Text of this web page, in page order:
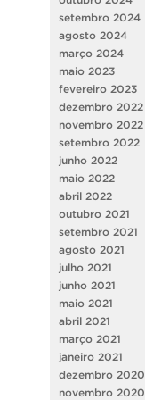
setembro 2024
agosto 2024
março 2024
maio 2023
fevereiro 2023
dezembro 2022
novembro 2022
setembro 2022
junho 2022
maio 2022
abril 2022
outubro 2021
setembro 2021
agosto 2021
julho 2021
junho 2021
maio 2021
abril 2021
março 2021
janeiro 2021
dezembro 2020
novembro 2020